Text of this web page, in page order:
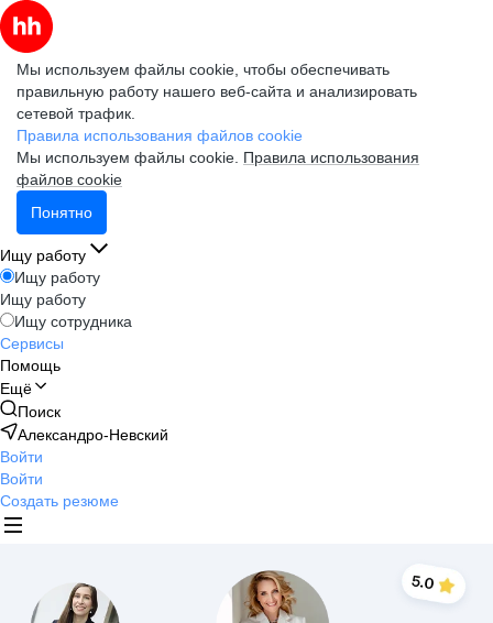
Мы используем файлы cookie, чтобы обеспечивать
правильную работу нашего веб-сайта и анализировать
сетевой трафик.
Правила использования файлов cookie
Мы используем файлы cookie. Правила использования
файлов cookie
Понятно
Ищу работу
Ищу работу
Ищу работу
Ищу сотрудника
Сервисы
Помощь
Ещё
Поиск
Александро-Невский
Войти
Войти
Создать резюме